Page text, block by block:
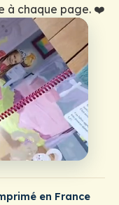
à chaque page. ❤️
en France